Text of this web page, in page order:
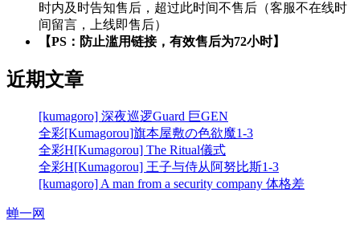
时内及时告知售后，超过此时间不售后（客服不在线时
间留言，上线即售后）
【PS：防止滥用链接，有效售后为72小时】
近期文章
[kumagoro] 深夜巡逻Guard 巨GEN
全彩[Kumagorou]旗本屋敷の色欲魔1-3
全彩H[Kumagorou] The Ritual儀式
全彩H[Kumagorou] 王子与侍从阿努比斯1-3
[kumagoro] A man from a security company 体格差
蝉一网